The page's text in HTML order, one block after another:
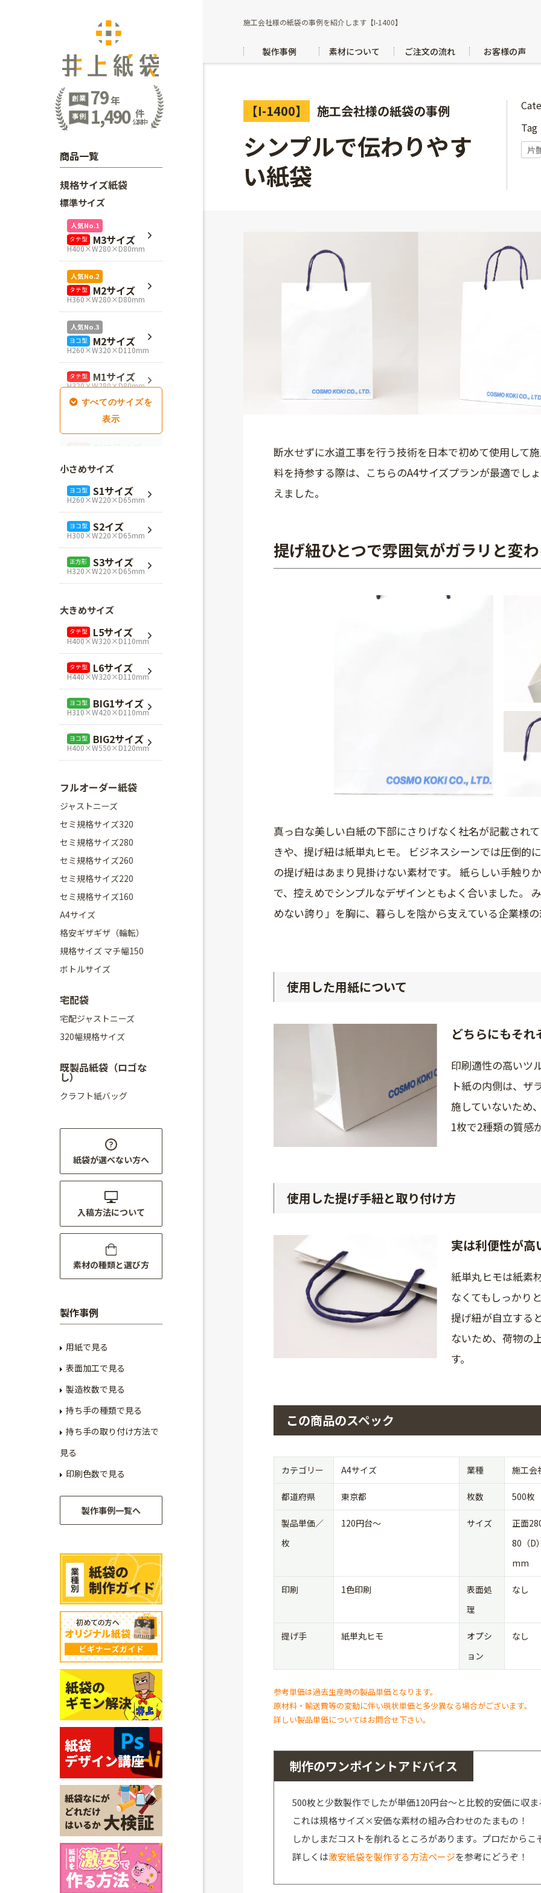
施工会社様の紙袋の事例を紹介します【I-1400】
製作事例 素材について ご注文の流れ お客様の声
【I-1400】 施工会社様の紙袋の事例
シンプルで伝わりやす
い紙袋
片
断水せずに水道工事を行う技術を日本で初めて使用して
料を持参する際は、こちらのA4サイズプランが最適でし
えました。
提げ紐ひとつで雰囲気がガラリと変
真っ白な美しい白紙の下部にさりげなく社名が記載され
きや、提げ紐は紙単丸ヒモ。 ビジネスシーンでは圧倒的
の提げ紐はあまり見掛けない素材です。 紙らしい手触り
で、控えめでシンプルなデザインともよく合いました。
めない誇り」を胸に、暮らしを陰から支えている企業様
使用した用紙について
どちらにもそ
印刷適性の高いツ
ト紙の内側は、ザ
施していないため
1枚で2種類の質感
使用した提げ手紐と取り付け方
実は利便性が高
紙単丸ヒモは紙素
なくてもしっかり
提げ紐が自立する
ないため、荷物の
す。
この商品のスペック
カテゴリー A4サイズ 業種 施工会
都道府県 東京都 枚数 500枚
製品単価／
枚
120円台〜 サイズ
正面
80（D
mm
印刷 1色印刷
表面処
理
なし
提げ手 紙単丸ヒモ
オプシ
ョン
なし
参考単価は過去生産時の製品単価となります。
原材料・輸送費等の変動に伴い現状単価と多少異なる場合がございます。
詳しい製品単価についてはお問合せ下さい。
制作のワンポイントアドバイス
500枚と少数製作でしたが単価120円台～と比較的安価に収
これは規格サイズ×安価な素材の組み合わせのたまもの！
しかしまだコストを削れるところがあります。プロだからこ
詳しくは激安紙袋を製作する方法ページを参考にどうぞ！
創業 79年
事例 1,490 件
公開中
商品一覧
規格サイズ紙袋
標準サイズ
人気No.1
タテ型 M3サイズ
H400×W280×D80mm
人気No.2
タテ型 M2サイズ
H360×W280×D80mm
人気No.3
ヨコ型 M2サイズ
H260×W320×D110mm
タテ型 M1サイズ
H320×W280×D80mm
SM1サイズ
H280×W260×D100mm
SM3サイズ
H360×W260×D100mm
L4サイズ
H360×W320×D110mm
L1サイズ
H240×W320×D110mm
正方形 Mスクエア
H280×W280×D80mm
正方形 Lスクエア
H320×W320×D110mm
小さめサイズ
ヨコ型 S1サイズ
H260×W220×D65mm
ヨコ型 S2イズ
H300×W220×D65mm
正方形 S3サイズ
H320×W220×D65mm
大きめサイズ
タテ型 L5サイズ
H400×W320×D110mm
タテ型 L6サイズ
H440×W320×D110mm
ヨコ型 BIG1サイズ
H310×W420×D110mm
ヨコ型 BIG2サイズ
H400×W550×D120mm
フルオーダー紙袋
ジャストニーズ
セミ規格サイズ320
セミ規格サイズ280
セミ規格サイズ260
セミ規格サイズ220
セミ規格サイズ160
A4サイズ
格安ギザギザ（輪転）
規格サイズ マチ幅150
ボトルサイズ
宅配袋
宅配ジャストニーズ
320幅規格サイズ
既製品紙袋（ロゴな
し）
クラフト紙バッグ
紙袋が選べない方へ
入稿方法について
素材の種類と選び方
製作事例
用紙で見る
表面加工で見る
製造枚数で見る
持ち手の種類で見る
持ち手の取り付け方法で
見る
印刷色数で見る
製作事例一覧へ